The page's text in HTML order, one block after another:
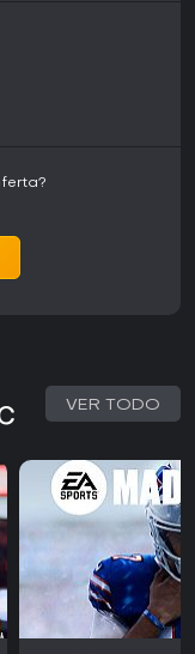
VER TODO